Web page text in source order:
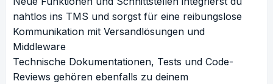
nahtlos ins TMS und sorgst für eine reibungslose
Kommunikation mit Versandlösungen und
Middleware
Technische Dokumentationen, Tests und Code-
Reviews gehören ebenfalls zu deinem